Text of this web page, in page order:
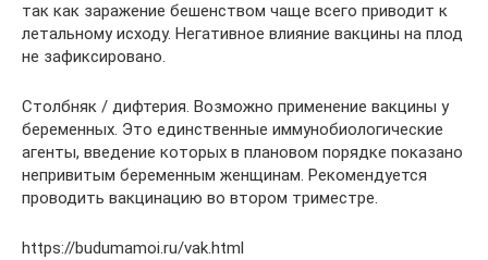
так как заражение бешенством чаще всего приводит к
летальному исходу. Негативное влияние вакцины на плод
не зафиксировано.
Столбняк / дифтерия. Возможно применение вакцины у
беременных. Это единственные иммунобиологические
агенты, введение которых в плановом порядке показано
непривитым беременным женщинам. Рекомендуется
проводить вакцинацию во втором триместре.
https://budumamoi.ru/vak.html